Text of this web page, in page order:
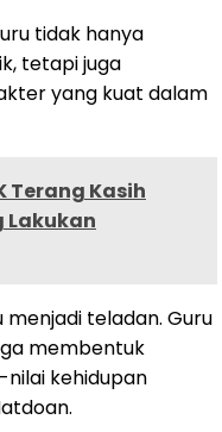
tidak hanya
tetapi juga
yang kuat dalam
Terang Kasih
Lakukan
menjadi teladan. Guru
membentuk
kehidupan